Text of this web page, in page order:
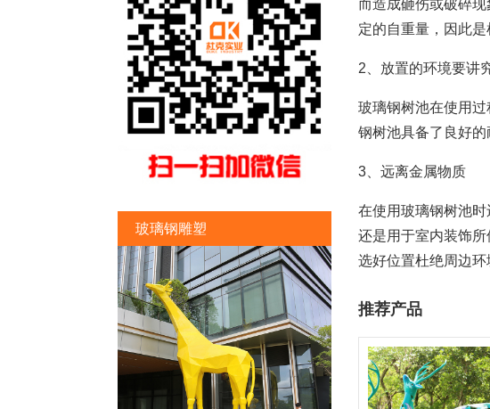
玻璃钢雕塑
而造成砸伤或破碎
定的自重量，因此是
2、放置的环境要讲
玻璃钢树池在使用
钢树池具备了良好
3、远离金属物质
在使用玻璃钢树池
还是用于室内装饰
选好位置杜绝周边环
推荐产品